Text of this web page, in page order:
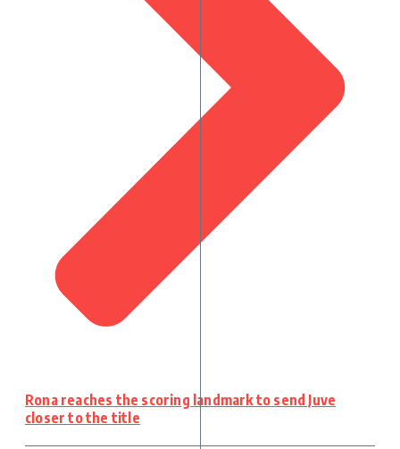
Rona reaches the scoring landmark to send Juve
closer to the title